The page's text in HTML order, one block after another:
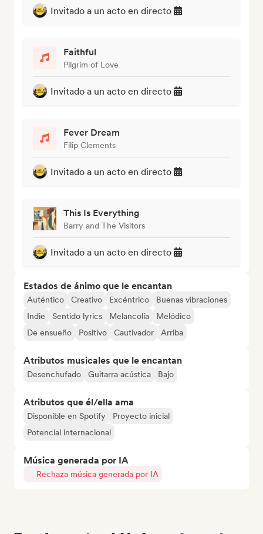
Invitado a un acto en directo
Faithful
Pilgrim of Love
Invitado a un acto en directo
Fever Dream
Filip Clements
Invitado a un acto en directo
This Is Everything
Barry and The Visitors
Invitado a un acto en directo
Estados de ánimo que le encantan
Auténtico Creativo Excéntrico
Buenas vibraciones
Indie
Sentido lyrics Melancolía
Melódico
De ensueño
Positivo Cautivador Arriba
Atributos musicales que le encantan
Desenchufado Guitarra acústica Bajo
Atributos que él/ella ama
Disponible en Spotify
Proyecto inicial
Potencial internacional
Música generada por IA
Rechaza música generada por IA